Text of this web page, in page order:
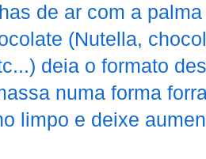
de ar com a
(Nutella,
deia o formato
numa forma
limpo e deixe